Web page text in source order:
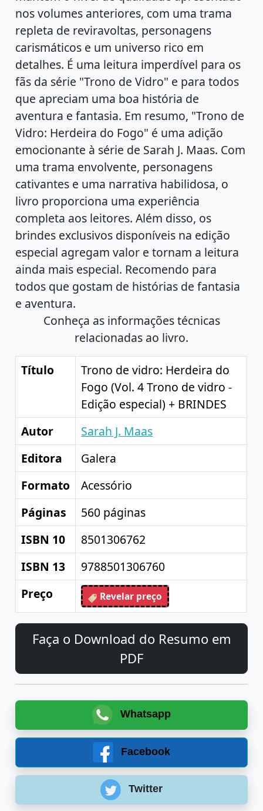
nos volumes anteriores, com uma trama
repleta de reviravoltas, personagens
carismáticos e um universo rico em
detalhes. É uma leitura imperdível para os
fãs da série "Trono de Vidro" e para todos
que apreciam uma boa história de
aventura e fantasia. Em resumo, "Trono de
Vidro: Herdeira do Fogo" é uma adição
emocionante à série de Sarah J. Maas. Com
uma trama envolvente, personagens
cativantes e uma narrativa habilidosa, o
livro proporciona uma experiência
completa aos leitores. Além disso, os
brindes exclusivos disponíveis na edição
especial agregam valor e tornam a leitura
ainda mais especial. Recomendo para
todos que gostam de histórias de fantasia
e aventura.
Conheça as informações técnicas
relacionadas ao livro.
Título
Trono de vidro: Herdeira do
Fogo (Vol. 4 Trono de vidro -
Edição especial) + BRINDES
Autor
Sarah J. Maas
Editora
Galera
Formato
Acessório
Páginas
560 páginas
ISBN 10
8501306762
ISBN 13
9788501306760
Preço
Revelar preço
Faça o Download do Resumo em
PDF
Whatsapp
Facebook
Twitter